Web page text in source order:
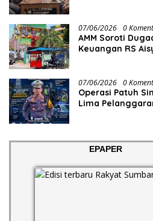
07/06/2026 0
AMM Soroti
Keuangan RS
07/06/2026 0
Operasi Patuh
Lima
EPAPER